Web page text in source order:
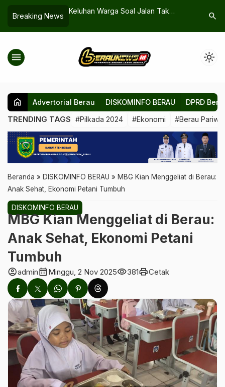
Breaking News
Guru
Keluhan Warga Soal Jalan Tak
Terkait
Berau
Diminta
search
menu light_mode
home Advertorial Berau DISKOMINFO BERAU DPRD
TRENDING TAGS #Pilkada 2024 #Ekonomi #Berau
Beranda » DISKOMINFO BERAU » MBG Kian Menggeliat di Berau:
Anak Sehat, Ekonomi Petani Tumbuh
DISKOMINFO BERAU
MBG Kian Menggeliat di Berau:
Anak Sehat, Ekonomi Petani
Tumbuh
account_circleadmincalendar_month Minggu, 2 Nov 2025visibility381printCetak